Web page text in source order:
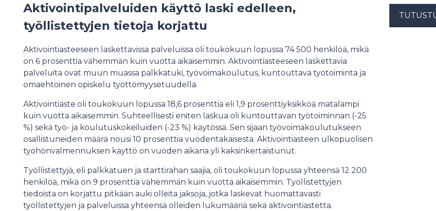
Aktivointipalveluiden käyttö laski edelleen,
työllistettyjen tietoja korjattu
Aktivointiasteeseen laskettavissa palveluissa oli toukokuun lopussa 74 500 henkilöä, mikä
on 6 prosenttia vähemmän kuin vuotta aikaisemmin. Aktivointiasteeseen laskettavia
palveluita ovat muun muassa palkkatuki, työvoimakoulutus, kuntouttava työtoiminta ja
omaehtoinen opiskelu työttömyysetuudella.
Aktivointiaste oli toukokuun lopussa 18,6 prosenttia eli 1,9 prosenttiyksikköä matalampi
kuin vuotta aikaisemmin. Suhteellisesti eniten laskua oli kuntouttavan työtoiminnan (-25
%) sekä työ- ja koulutuskokeiluiden (-23 %) käytössä. Sen sijaan työvoimakoulutukseen
osallistuneiden määrä nousi 10 prosenttia vuodentakaisesta. Aktivointiasteen ulkopuolisen
työhönvalmennuksen käyttö on vuoden aikana yli kaksinkertaistunut.
Työllistettyjä, eli palkkatuen ja starttirahan saajia, oli toukokuun lopussa yhteensä 12 200
henkilöä, mikä on 9 prosenttia vähemmän kuin vuotta aikaisemmin. Työllistettyjen
tiedoista on korjattu pitkään auki olleita jaksoja, jotka laskevat huomattavasti
työllistettyjen ja palveluissa yhteensä olleiden lukumääriä sekä aktivointiastetta.